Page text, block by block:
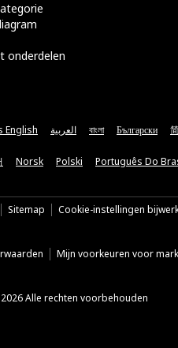
onderdelen
English العربية বাংলা Български
Norsk Polski Português Do
Sitemap Cookie-instellingen
Mijn voorkeuren voor
Alle rechten voorbehouden